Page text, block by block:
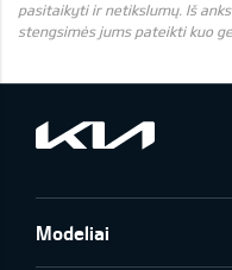
pasitaikyti ir netikslumų. Iš
stengsimės jums pateikti kuo
Modeliai